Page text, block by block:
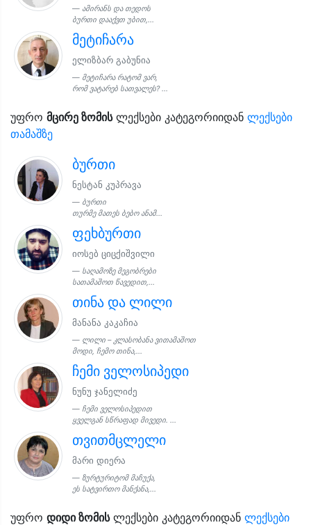
ამირანს და თედოს
ბურთი დააქვთ უბით,...
მეტიჩარა
ელიზბარ გაბუნია
მეტიჩარა რატომ ვარ,
რომ ვატარებ სათვალეს? ...
უფრო მცირე ზომისლექსები კატეგორიიდან ლექსები
თამაშზე
ბურთი
ნესტან კუპრავა
ბურთი
თურმე მათეს ბებო ანამ...
ფეხბურთი
იოსებ ციცქიშვილი
საღამოზე მეგობრები
სათამაშოთ წავედით,...
თინა და ლილი
მანანა კაკაჩია
ლილი – კლასობანა ვითამაშოთ
მოდი, ჩემო თინა,...
ჩემი ველოსიპედი
ნუნუ ჯანელიძე
ჩემი ველოსიპედით
ყველგან სწრაფად მივედი. ...
თვითმცლელი
მარი დიერა
ზურტურიტომ მაჩუქა,
ეს სატვირთო მანქანა,...
უფრო დიდი ზომისლექსები კატეგორიიდან ლექსები